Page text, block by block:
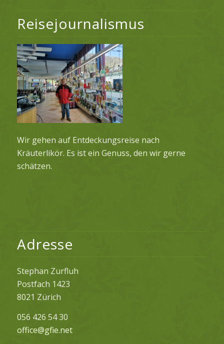
Reisejournalismus
Wir gehen auf Entdeckungsreise nach
Kräuterlikör. Es ist ein Genuss, den wir gerne
schätzen.
Adresse
Stephan Zurfluh
Postfach 1423
8021 Zürich
056 426 54 30
office@gfie.net